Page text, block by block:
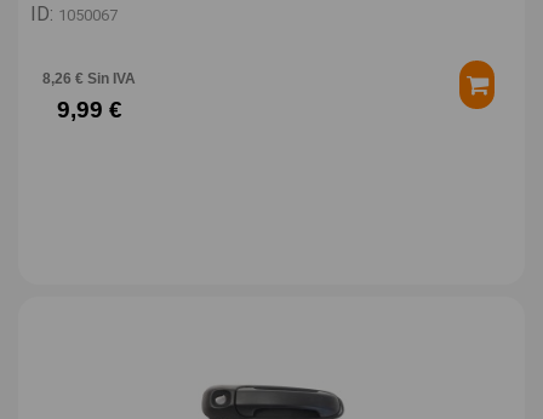
ID: 1050067
8,26 € Sin IVA
9,99 €